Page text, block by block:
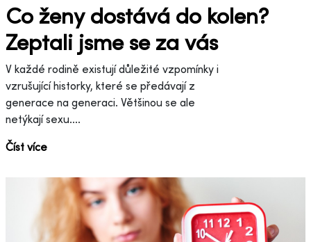
Co ženy dostává do kolen?
Zeptali jsme se za vás
V každé rodině existují důležité vzpomínky i
vzrušující historky, které se předávají z
generace na generaci. Většinou se ale
netýkají sexu....
Číst více